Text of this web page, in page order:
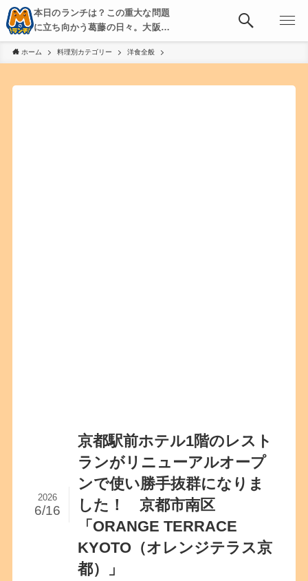
本日のランチは？この重大な問題
に立ち向かう葛藤の日々。大阪・
京都・神戸を中心とした食べ歩
き、飲み歩きを綴る。
ホーム 料理別カテゴリー 洋食全般
京都駅前ホテル1階のレスト
ランがリニューアルオープ
ンで使い勝手抜群になりま
した！ 京都市南区
「ORANGE TERRACE
KYOTO（オレンジテラス京
都）」
2026
6/16